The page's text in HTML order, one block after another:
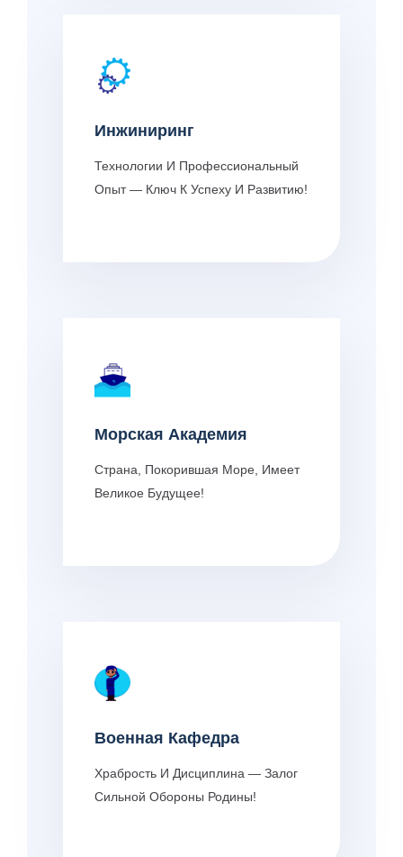
Инжиниринг
Технологии И Профессиональный
Опыт — Ключ К Успеху И Развитию!
Морская Академия
Страна, Покорившая Море, Имеет
Великое Будущее!
Военная Кафедра
Храбрость И Дисциплина — Залог
Сильной Обороны Родины!